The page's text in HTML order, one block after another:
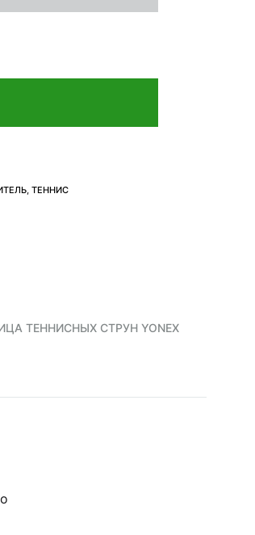
, ТЕННИС
ТЕННИСНЫХ СТРУН YONEX